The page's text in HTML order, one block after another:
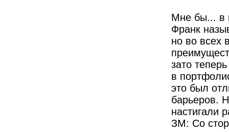
Мне бы... в
Франк
но во всех
зато
в
это был
барьеров.
настигали
ЗМ: Со